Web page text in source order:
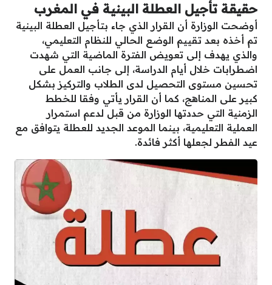
حقيقة تأجيل العطلة البينية في المغرب
أوضحت الوزارة أن القرار الذي جاء بتأجيل العطلة البينية
تم أخذه بعد تقييم الوضع الحالي للنظام التعليمي،
والذي يهدف إلى تعويض الفترة الماضية التي شهدت
اضطرابات خلال أيام الدراسة، إلى جانب العمل على
تحسين مستوى التحصيل لدى الطلاب والتركيز بشكل
كبير على المناهج، كما أن القرار يأتي وفقا للخطط
الزمنية التي حددتها الوزارة من قبل لدعم استمرار
العملية التعليمية، بينما الموعد الجديد للعطلة يتوافق مع
عيد الفطر لجعلها أكثر فائدة.